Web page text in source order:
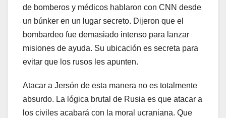
de bomberos y médicos hablaron con CNN desde
un búnker en un lugar secreto. Dijeron que el
bombardeo fue demasiado intenso para lanzar
misiones de ayuda. Su ubicación es secreta para
evitar que los rusos les apunten.
Atacar a Jersón de esta manera no es totalmente
absurdo. La lógica brutal de Rusia es que atacar a
los civiles acabará con la moral ucraniana. Que